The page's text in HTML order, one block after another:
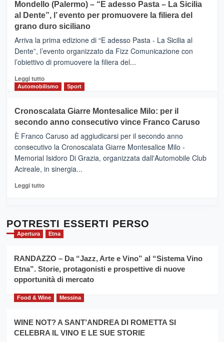
e
messaggi
di
CASTIGLIONE
DI
SICILIA
(Ct)
–
Il
Borgo
Gusto,
il
tra
sapori
vicoli
medievali
Mondello (Palermo) – “E adesso Pasta – La Sicilia
al Dente”, l’ evento per promuovere la filiera del
grano duro siciliano
Arriva la prima edizione di “E adesso Pasta - La Sicilia al
Dente”, l’evento organizzato da Fizz Comunicazione con
l’obiettivo di promuovere la filiera del...
Leggi tuttoLeggi
di
Mondello
(Palermo)
–
“E
adesso
Pasta
–
Sicilia
l’
evento
per
la
filiera
del
duro
siciliano
Automobilismo Sport
Cronoscalata Giarre Montesalice Milo: per il
secondo anno consecutivo vince Franco Caruso
È Franco Caruso ad aggiudicarsi per il secondo anno
consecutivo la Cronoscalata Giarre Montesalice Milo -
Memorial Isidoro Di Grazia, organizzata dall'Automobile Club
Acireale, in sinergia...
Leggi tuttoLeggi
Cronoscalata
Giarre
Montesalice
per
il
secondo
consecutivo
Caruso
POTRESTI ESSERTI PERSO
Apertura Etna
RANDAZZO – Da “Jazz, Arte e Vino” al “Sistema Vino
Etna”. Storie, protagonisti e prospettive di nuove
opportunità di mercato
Food & Wine Messina
WINE NOT? A SANT’ANDREA DI ROMETTA SI
CELEBRA IL VINO E LE SUE STORIE